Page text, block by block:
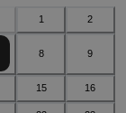
1 2
8 9
15 16